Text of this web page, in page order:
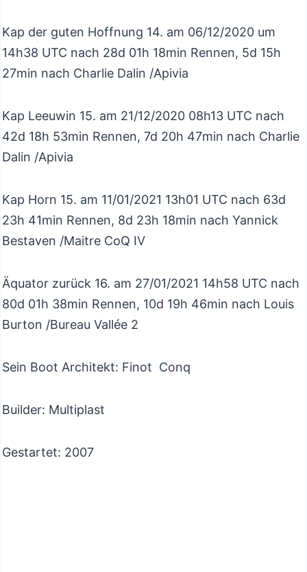
Kap der guten Hoffnung 14. am 06/12/2020 um
14h38 UTC nach 28d 01h 18min Rennen, 5d 15h
27min nach Charlie Dalin /Apivia
Kap Leeuwin 15. am 21/12/2020 08h13 UTC nach
42d 18h ​​53min Rennen, 7d 20h 47min nach Charlie
Dalin /Apivia
Kap Horn 15. am 11/01/2021 13h01 UTC nach 63d
23h 41min Rennen, 8d 23h 18min nach Yannick
Bestaven /Maitre CoQ IV
Äquator zurück 16. am 27/01/2021 14h58 UTC nach
80d 01h 38min Rennen, 10d 19h 46min nach Louis
Burton /Bureau Vallée 2
Sein Boot Architekt: Finot Conq
Builder: Multiplast
Gestartet: 2007